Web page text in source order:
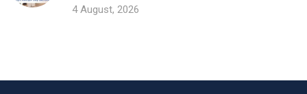
4 August, 2026